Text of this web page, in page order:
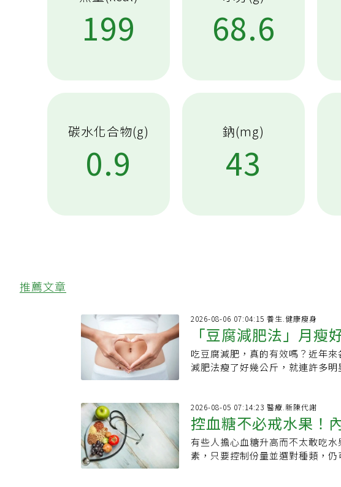
199 68.6
碳水化合物(g)
0.9
鈉(mg)
43
推薦文章
2026-08-06 07:04:15 養生.健康瘦身
「豆腐減肥法」月瘦
好」，消脹氣有妙招
吃豆腐減肥，真的有效嗎？近年
減肥法瘦了好幾公斤，就連許多
氣」穴位按摩法。昌盛堂中醫診所
屬於黃豆製品，黃豆的營養成分
中蛋白質含量最高，也是素食者
種加工製品，如豆皮、豆漿、豆
醒，需特別留意黃豆不能生吃，
2026-08-05 07:14:23 醫療.新陳代謝
控血糖不必戒水果！
搭配蛋白質更穩血糖
有些人擔心血糖升高而不太敢吃
素，只要控制份量並選對種類，